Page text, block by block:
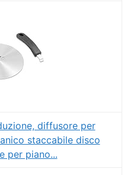
diffusore per
staccabile disco
per piano...